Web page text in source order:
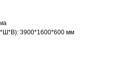
3900*1600*600 мм